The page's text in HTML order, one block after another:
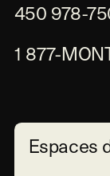
450 978-
1 877-
Espaces